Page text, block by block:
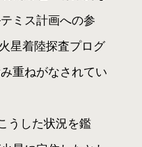
ミス計画への参
星着陸探査プログ
重ねがなされてい
うした状況を鑑